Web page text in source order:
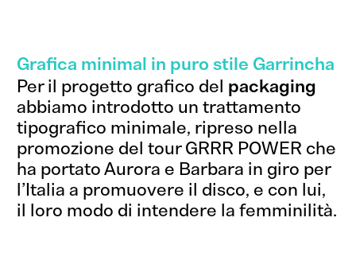
Grafica minimal in puro stile Garrincha
Per il progetto grafico del packaging
abbiamo introdotto un trattamento
tipografico minimale, ripreso nella
promozione del tour GRRR POWER che
ha portato Aurora e Barbara in giro per
l’Italia a promuovere il disco, e con lui,
il loro modo di intendere la femminilità.